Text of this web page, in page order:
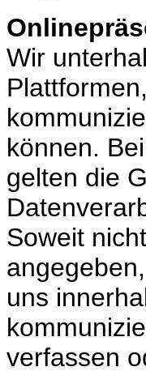
Wir
können.
gelten die
Soweit
uns
verfassen